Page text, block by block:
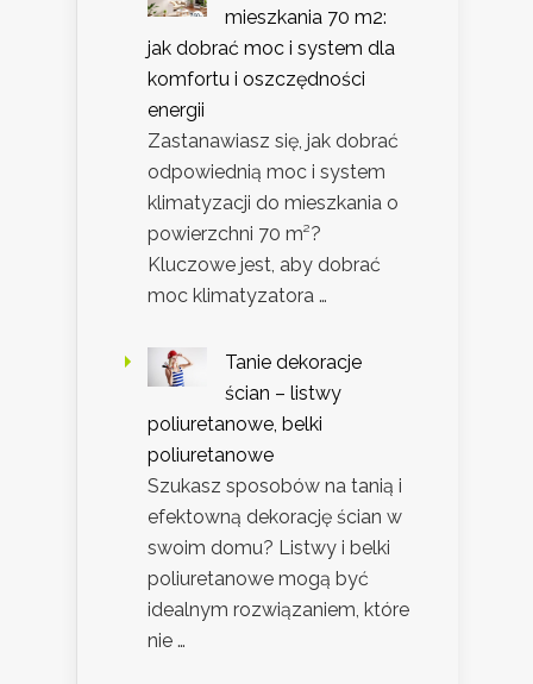
mieszkania 70 m2:
jak dobrać moc i system dla
komfortu i oszczędności
energii
Zastanawiasz się, jak dobrać
odpowiednią moc i system
klimatyzacji do mieszkania o
powierzchni 70 m²?
Kluczowe jest, aby dobrać
moc klimatyzatora …
Tanie dekoracje
ścian – listwy
poliuretanowe, belki
poliuretanowe
Szukasz sposobów na tanią i
efektowną dekorację ścian w
swoim domu? Listwy i belki
poliuretanowe mogą być
idealnym rozwiązaniem, które
nie …